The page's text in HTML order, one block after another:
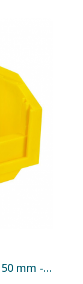
Bac à bec 5140031 - 350x206x150 mm - 8 L Jaune